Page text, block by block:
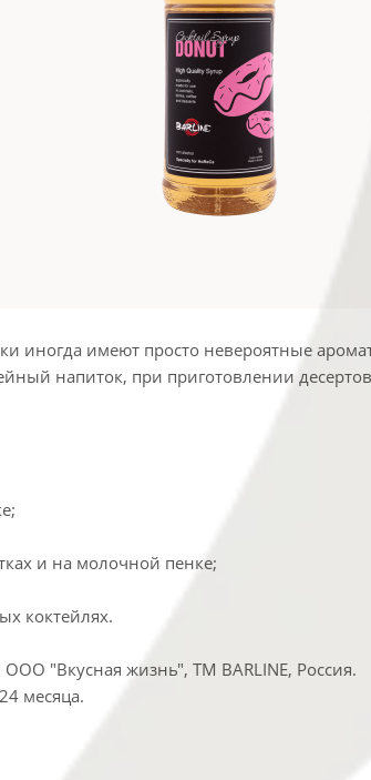
иногда имеют просто невероятные
напиток, при приготовлении
и на молочной пенке;
коктейлях.
"Вкусная жизнь", ТМ BARLINE, Россия.
месяца.